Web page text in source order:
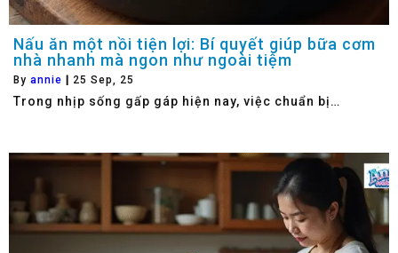
Nấu ăn một nồi tiện lợi: Bí quyết giúp bữa cơm
nhà nhanh mà ngon như ngoài tiệm
By annie | 25 Sep, 25
Trong nhịp sống gấp gáp hiện nay, việc chuẩn bị…